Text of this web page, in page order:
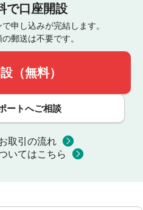
で口座開設
申し込みが完結します。
郵送は不要です。
（無料）
ートへご相談
取引の流れ
いてはこちら